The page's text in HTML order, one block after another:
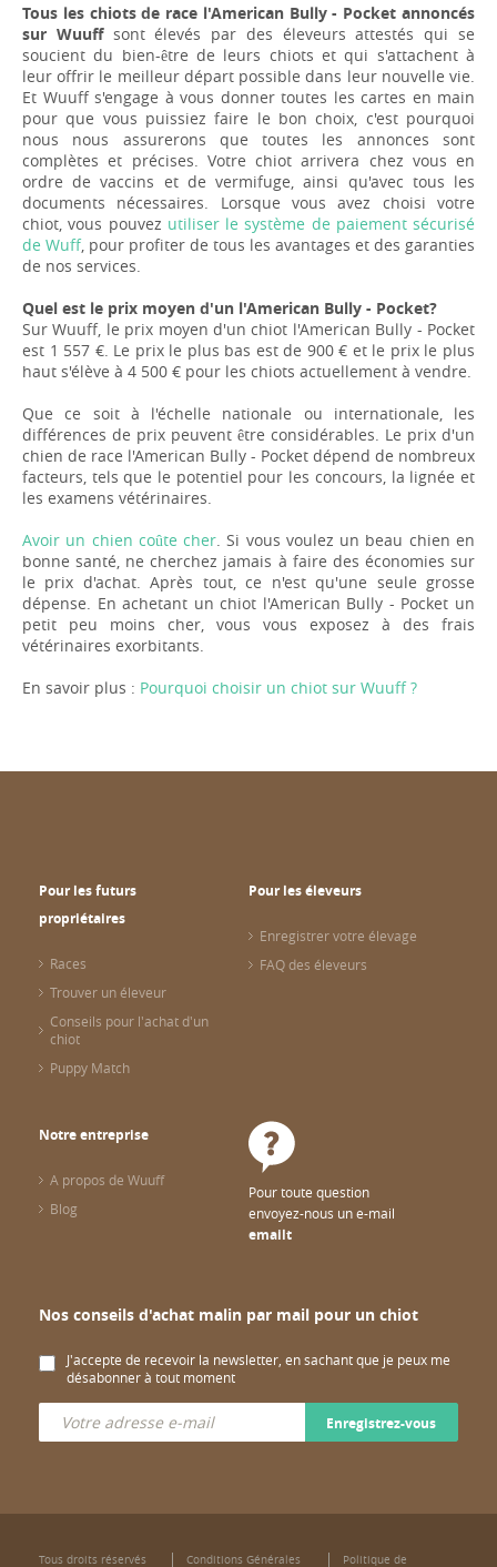
Tous les chiots de race l'American Bully - Pocket annoncés
sur Wuuffsont élevés par des éleveurs attestés qui se
soucient du bien-être de leurs chiots et qui s'attachent à
leur offrir le meilleur départ possible dans leur nouvelle vie.
Et Wuuff s'engage à vous donner toutes les cartes en main
pour que vous puissiez faire le bon choix, c'est pourquoi
nous nous assurerons que toutes les annonces sont
complètes et précises. Votre chiot arrivera chez vous en
ordre de vaccins et de vermifuge, ainsi qu'avec tous les
documents nécessaires. Lorsque vous avez choisi votre
chiot, vous pouvez utiliser le système de paiement sécurisé
de Wuff, pour profiter de tous les avantages et des garanties
de nos services.
Quel est le prix moyen d'un l'American Bully - Pocket?
Sur Wuuff, le prix moyen d'un chiot l'American Bully - Pocket
est 1 557 €. Le prix le plus bas est de 900 € et le prix le plus
haut s'élève à 4 500 € pour les chiots actuellement à vendre.
Que ce soit à l'échelle nationale ou internationale, les
différences de prix peuvent être considérables. Le prix d'un
chien de race l'American Bully - Pocket dépend de nombreux
facteurs, tels que le potentiel pour les concours, la lignée et
les examens vétérinaires.
Avoir un chien coûte cher. Si vous voulez un beau chien en
bonne santé, ne cherchez jamais à faire des économies sur
le prix d'achat. Après tout, ce n'est qu'une seule grosse
dépense. En achetant un chiot l'American Bully - Pocket un
petit peu moins cher, vous vous exposez à des frais
vétérinaires exorbitants.
En savoir plus : Pourquoi choisir un chiot sur Wuuff ?
Pour les futurs
propriétaires
Races
Trouver un éleveur
Conseils pour l'achat d'un
chiot
Puppy Match
Pour les éleveurs
Enregistrer votre élevage
FAQ des éleveurs
Notre entreprise
A propos de Wuuff
Blog
Pour toute question
envoyez-nous un e-mail
emailt
Nos conseils d'achat malin par mail pour un chiot
J'accepte de recevoir la newsletter, en sachant que je peux me
désabonner à tout moment
Enregistrez-vous
Tous droits réservés Conditions Générales Politique de